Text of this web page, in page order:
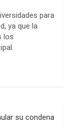
para
ya que la
los
su condena